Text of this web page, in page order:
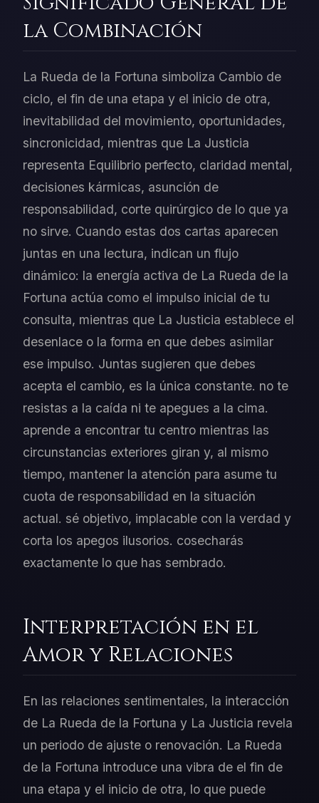
la Combinación
La Rueda de la Fortuna simboliza Cambio de
ciclo, el fin de una etapa y el inicio de otra,
inevitabilidad del movimiento, oportunidades,
sincronicidad, mientras que La Justicia
representa Equilibrio perfecto, claridad mental,
decisiones kármicas, asunción de
responsabilidad, corte quirúrgico de lo que ya
no sirve. Cuando estas dos cartas aparecen
juntas en una lectura, indican un flujo
dinámico: la energía activa de La Rueda de la
Fortuna actúa como el impulso inicial de tu
consulta, mientras que La Justicia establece el
desenlace o la forma en que debes asimilar
ese impulso. Juntas sugieren que debes
acepta el cambio, es la única constante. no te
resistas a la caída ni te apegues a la cima.
aprende a encontrar tu centro mientras las
circunstancias exteriores giran y, al mismo
tiempo, mantener la atención para asume tu
cuota de responsabilidad en la situación
actual. sé objetivo, implacable con la verdad y
corta los apegos ilusorios. cosecharás
exactamente lo que has sembrado.
Interpretación en el
Amor y Relaciones
En las relaciones sentimentales, la interacción
de La Rueda de la Fortuna y La Justicia revela
un periodo de ajuste o renovación. La Rueda
de la Fortuna introduce una vibra de el fin de
una etapa y el inicio de otra, lo que puede